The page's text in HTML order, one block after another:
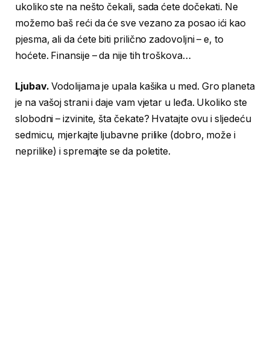
ukoliko ste na nešto čekali, sada ćete dočekati. Ne
možemo baš reći da će sve vezano za posao ići kao
pjesma, ali da ćete biti prilično zadovoljni – e, to
hoćete. Finansije – da nije tih troškova…
Ljubav. Vodolijama je upala kašika u med. Gro planeta
je na vašoj strani i daje vam vjetar u leđa. Ukoliko ste
slobodni – izvinite, šta čekate? Hvatajte ovu i sljedeću
sedmicu, mjerkajte ljubavne prilike (dobro, može i
neprilike) i spremajte se da poletite.